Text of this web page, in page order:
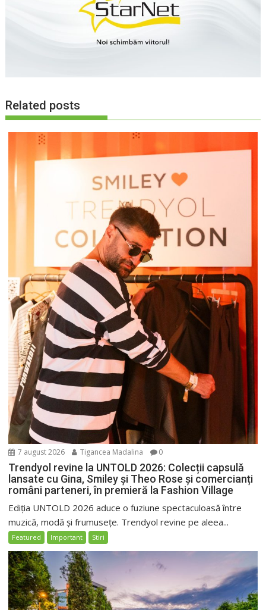
Related posts
7 august 2026 Tigancea Madalina 0
Trendyol revine la UNTOLD 2026: Colecții capsulă
lansate cu Gina, Smiley și Theo Rose și comercianți
români parteneri, în premieră la Fashion Village
Ediția UNTOLD 2026 aduce o fuziune spectaculoasă între
muzică, modă și frumusețe. Trendyol revine pe aleea...
Featured Important Stiri